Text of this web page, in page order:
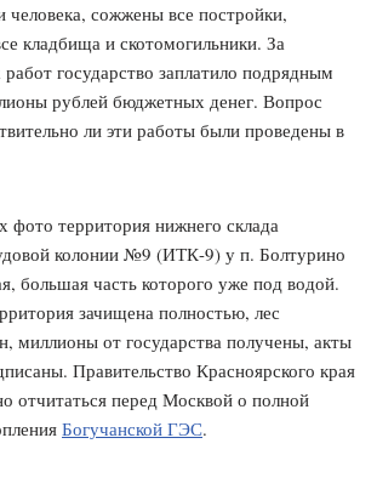
человека, сожжены все постройки,
кладбища и скотомогильники. За
работ государство заплатило подрядным
рублей бюджетных денег. Вопрос
ли эти работы были проведены в
фото территория нижнего склада
колонии №9 (ИТК-9) у п. Болтурино
большая часть которого уже под водой.
зачищена полностью, лес
миллионы от государства получены, акты
Правительство Красноярского края
отчитаться перед Москвой о полной
Богучанской ГЭС.